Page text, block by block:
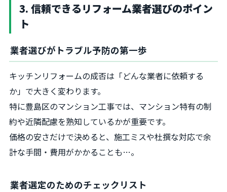
3. 信頼できるリフォーム業者選びのポイン
ト
業者選びがトラブル予防の第一歩
キッチンリフォームの成否は「どんな業者に依頼する
か」で大きく変わります。
特に豊島区のマンション工事では、マンション特有の制
約や近隣配慮を熟知しているかが重要です。
価格の安さだけで決めると、施工ミスや杜撰な対応で余
計な手間・費用がかかることも…。
業者選定のためのチェックリスト